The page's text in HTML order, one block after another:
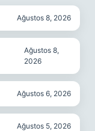
Ağustos 8, 2026
Ağustos 8,
2026
Ağustos 6, 2026
Ağustos 5, 2026